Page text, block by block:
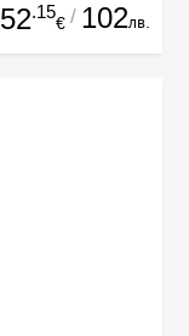
52.15
€ / 102лв.